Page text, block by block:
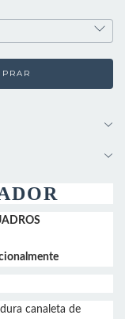
canaleta de